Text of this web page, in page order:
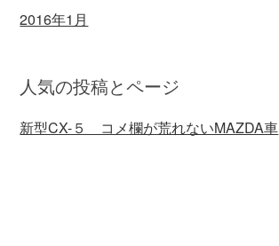
2016年1月
人気の投稿とページ
新型CX-５ コメ欄が荒れないMAZDA車